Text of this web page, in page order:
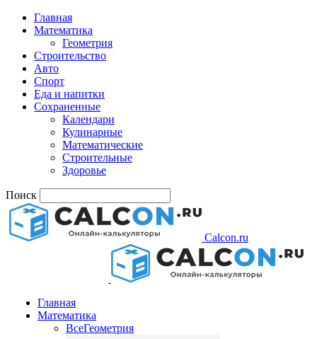
Главная
Математика
Геометрия
Строительство
Авто
Спорт
Еда и напитки
Сохраненные
Календари
Кулинарные
Математические
Строительные
Здоровье
Поиск
Calcon.ru
Главная
Математика
ВсеГеометрия